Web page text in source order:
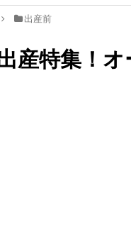
出産前
産特集！